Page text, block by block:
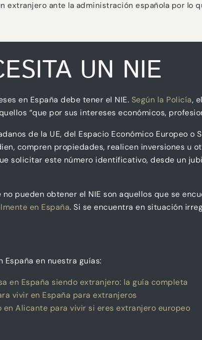
extranjero ante la administración española por lo
UN NIE
en España debe tener el NIE. Según la Policía,
“que por sus intereses económicos,
de la UE, del Espacio Económico Europeo o
compren propiedades, realicen inversiones u
solicitar este número identificativo, desde un
pueden obtener el NIE son aquellos que se
en España. Si se encuentra en situación
en nuestra guías:
en España siendo extranjero: la guía completa
vivir en España para extranjeros
en Alicante para vivir si eres extranjero europeo